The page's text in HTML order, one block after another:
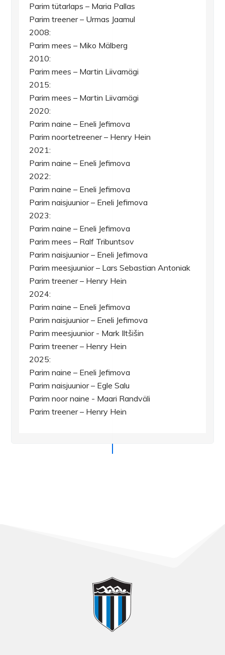
Parim tütarlaps – Maria Pallas
Parim treener – Urmas Jaamul
2008:
Parim mees – Miko Mälberg
2010:
Parim mees – Martin Liivamägi
2015:
Parim mees – Martin Liivamägi
2020:
Parim naine – Eneli Jefimova
Parim noortetreener – Henry Hein
2021:
Parim naine – Eneli Jefimova
2022:
Parim naine – Eneli Jefimova
Parim naisjuunior – Eneli Jefimova
2023:
Parim naine – Eneli Jefimova
Parim mees – Ralf Tribuntsov
Parim naisjuunior – Eneli Jefimova
Parim meesjuunior – Lars Sebastian Antoniak
Parim treener – Henry Hein
2024:
Parim naine – Eneli Jefimova
Parim naisjuunior – Eneli Jefimova
Parim meesjuunior - Mark Iltšišin
Parim treener – Henry Hein
2025:
Parim naine – Eneli Jefimova
Parim naisjuunior – Egle Salu
Parim noor naine - Maari Randväli
Parim treener – Henry Hein